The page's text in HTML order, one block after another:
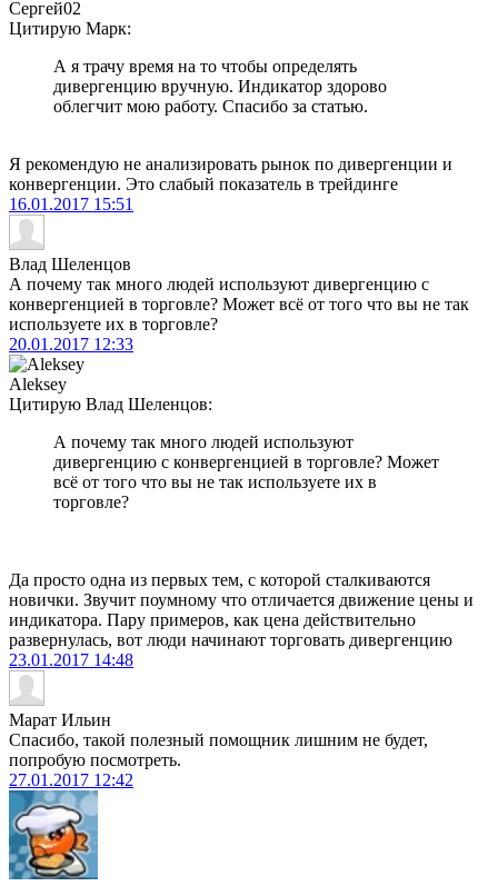
Сергей02
Цитирую Марк:
А я трачу время на то чтобы определять
дивергенцию вручную. Индикатор здорово
облегчит мою работу. Спасибо за статью.
Я рекомендую не анализировать рынок по дивергенции и
конвергенции. Это слабый показатель в трейдинге
16.01.2017 15:51
Влад Шеленцов
А почему так много людей используют дивергенцию с
конвергенцией в торговле? Может всё от того что вы не так
используете их в торговле?
20.01.2017 12:33
Aleksey
Цитирую Влад Шеленцов:
А почему так много людей используют
дивергенцию с конвергенцией в торговле? Может
всё от того что вы не так используете их в
торговле?
Да просто одна из первых тем, с которой сталкиваются
новички. Звучит поумному что отличается движение цены и
индикатора. Пару примеров, как цена действительно
развернулась, вот люди начинают торговать дивергенцию
23.01.2017 14:48
Марат Ильин
Спасибо, такой полезный помощник лишним не будет,
попробую посмотреть.
27.01.2017 12:42